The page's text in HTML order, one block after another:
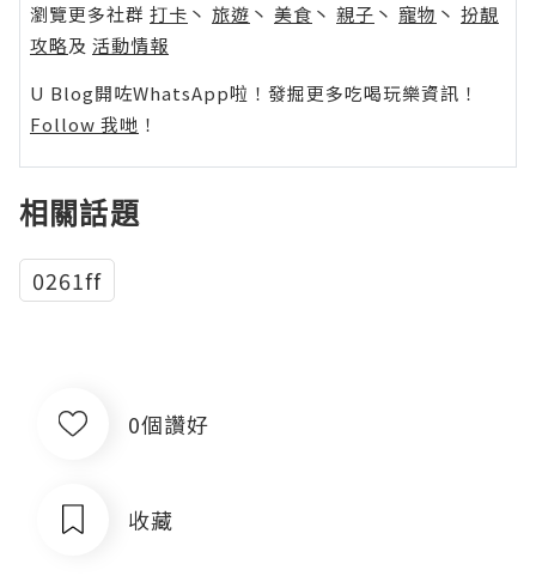
瀏覽更多社群 打卡 丶 旅遊 丶 美食 丶 親子 丶 寵物 丶 扮靚
攻略及 活動情報
U Blog開咗WhatsApp啦！發掘更多吃喝玩樂資訊！
Follow 我哋 ！
相關話題
0261ff
0個讚好
收藏